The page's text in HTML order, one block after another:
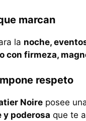
marcan
la noche,
con firmeza,
respeto
Noire posee
y poderosa que te